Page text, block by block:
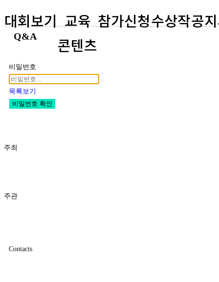
대회보기 교육
콘텐츠
참가신청수상작공
Q&A
비밀번호
목록보기
비밀번호 확인
주최
주관
Contacts